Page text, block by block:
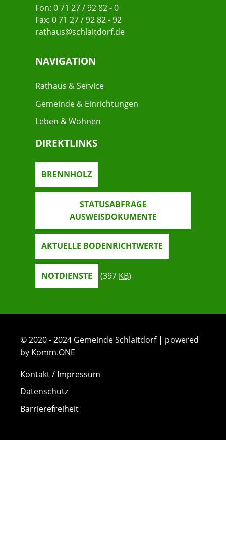
Fon: 0 71 27 / 92 82 - 0
Fax: 0 71 27 / 92 82 - 92
rathaus@schlaitdorf.de
NAVIGATION
Rathaus & Service
Gemeinde & Einrichtungen
Leben & Wohnen
DIREKTLINKS
BRENNHOLZ
STATUSABFRAGE
AUSWEISDOKUMENTE
AKTUELLE BODENRICHTWERTE
NOTDIENSTE (397 KB)
© 2020 - 2024 Gemeinde Schlaitdorf | powered
by Komm.ONE
Kontakt / Impressum
Datenschutz
Barrierefreiheit